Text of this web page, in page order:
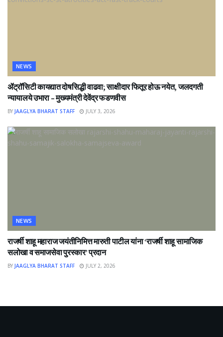
NEWS
ॲट्रॉसिटी कायद्यात दोषसिद्धी वाढवा; साक्षीदार फितूर होऊ नयेत, जलदगती
न्यायालये उभारा – मुख्यमंत्री देवेंद्र फडणवीस
BY JAAGLYA BHARAT STAFF JULY 3, 2026
NEWS
राजर्षी शाहू महाराज जयंतीनिमित्त मारुती पाटील यांना ‘राजर्षी शाहू सामाजिक
सलोखा व समाजसेवा पुरस्कार’ प्रदान
BY JAAGLYA BHARAT STAFF JULY 2, 2026